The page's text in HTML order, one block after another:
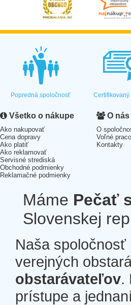
Popredná spoločnosť Certifikovaný
Všetko o nákupe
Ako nakupovať
Cena dopravy
Ako platiť
Ako reklamovať
Servisné strediská
Obchodné podmienky
Reklamačné podmienky
O nás
O
Voľné
Kontakty
Máme Pečať
Slovenskej
Naša
verejných
obstarávateľov.
prístupe a